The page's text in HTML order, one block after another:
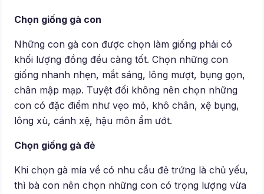
Chọn giống gà con
Những con gà con được chọn làm giống phải có
khối lượng đồng đều càng tốt. Chọn những con
giống nhanh nhẹn, mắt sáng, lông mượt, bụng gọn,
chân mập mạp. Tuyệt đối không nên chọn những
con có đặc điểm như vẹo mỏ, khô chân, xệ bụng,
lông xù, cánh xệ, hậu môn ẩm ướt.
Chọn giống gà đẻ
Khi chọn gà mía về có nhu cầu đẻ trứng là chủ yếu,
thì bà con nên chọn những con có trọng lượng vừa